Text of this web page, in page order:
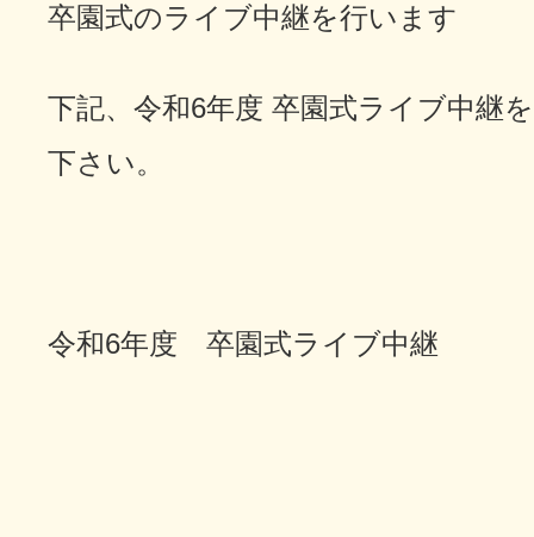
卒園式のライブ中継を行います
下記、令和6年度 卒園式ライブ中継
下さい。
令和6年度 卒園式ライブ中継